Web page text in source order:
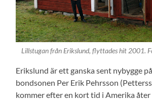
Lillstugan från Erikslund, flyttades hit 2001.
Erikslund är ett ganska sent nybygge
bondsonen Per Erik Pehrsson
kommer efter en kort tid i Amerika